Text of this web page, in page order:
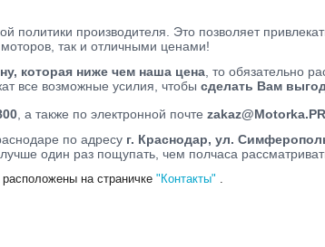
политики производителя. Это позволяет
так и отличными ценами!
которая ниже чем наша цена , то обязательно
все возможные усилия, чтобы сделать Вам
, а также по электронной почте
по адресу г. Краснодар, ул.
один раз пощупать, чем полчаса
на страничке "Контакты"